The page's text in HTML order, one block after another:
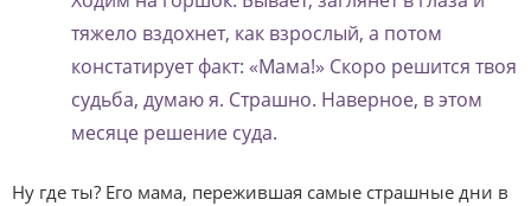
тяжело вздохнет, как взрослый, а потом
констатирует факт: «Мама!» Скоро решится твоя
судьба, думаю я. Страшно. Наверное, в этом
месяце решение суда.
Ну где ты? Его мама, пережившая самые страшные дни в